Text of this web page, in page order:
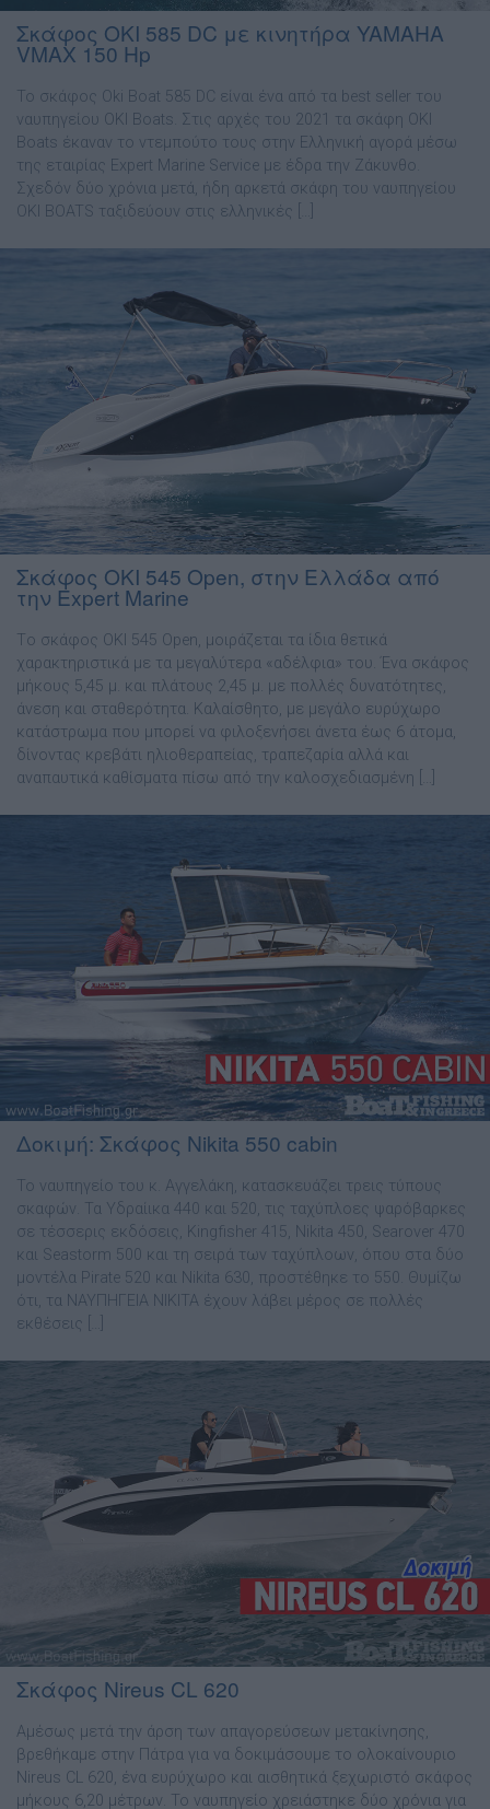
Σκάφος OKI 585 DC με κινητήρα YAMAHA
VMAX 150 Hp
Το σκάφος Oki Boat 585 DC είναι ένα από τα best seller του
ναυπηγείου OKI Boats. Στις αρχές του 2021 τα σκάφη OKI
Boats έκαναν το ντεµπούτο τους στην Ελληνική αγορά µέσω
της εταιρίας Expert Marine Service µε έδρα την Ζάκυνθο.
Σχεδόν δύο χρόνια µετά, ήδη αρκετά σκάφη του ναυπηγείου
OKI BOATS ταξιδεύουν στις ελληνικές […]
Σκάφος OKI 545 Open, στην Ελλάδα από
την Expert Marine
Tο σκάφος OKI 545 Open, µοιράζεται τα ίδια θετικά
χαρακτηριστικά µε τα µεγαλύτερα «αδέλφια» του. Ένα σκάφος
µήκους 5,45 µ. και πλάτους 2,45 µ. µε πολλές δυνατότητες,
άνεση και σταθερότητα. Καλαίσθητο, µε µεγάλο ευρύχωρο
κατάστρωµα που µπορεί να φιλοξενήσει άνετα έως 6 άτοµα,
δίνοντας κρεβάτι ηλιοθεραπείας, τραπεζαρία αλλά και
αναπαυτικά καθίσµατα πίσω από την καλοσχεδιασµένη […]
Δοκιμή: Σκάφος Νikita 550 cabin
Το ναυπηγείο του κ. Αγγελάκη, κατασκευάζει τρεις τύπους
σκαφών. Τα Υδραίικα 440 και 520, τις ταχύπλοες ψαρόβαρκες
σε τέσσερις εκδόσεις, Kingfisher 415, Nikita 450, Searover 470
και Seastorm 500 και τη σειρά των ταχύπλοων, όπου στα δύο
µοντέλα Pirate 520 και Nikita 630, προστέθηκε το 550. Θυµίζω
ότι, τα ΝΑΥΠΗΓΕΙΑ ΝΙΚΙΤΑ έχουν λάβει µέρος σε πολλές
εκθέσεις […]
Σκάφος Nireus CL 620
Αµέσως µετά την άρση των απαγορεύσεων µετακίνησης,
βρεθήκαµε στην Πάτρα για να δοκιµάσουµε το ολοκαίνουριο
Nireus CL 620, ένα ευρύχωρο και αισθητικά ξεχωριστό σκάφος
µήκους 6,20 µέτρων. Το ναυπηγείο χρειάστηκε δύο χρόνια για